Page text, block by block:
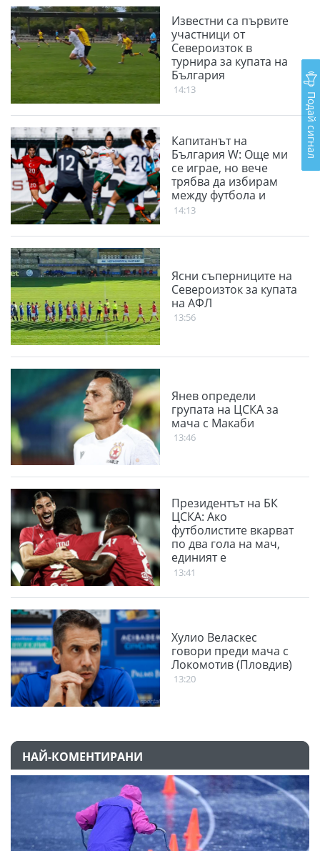
Известни са първите
участници от
Североизток в
турнира за купата на
България
14:13
Капитанът на
България W: Още ми
се играе, но вече
трябва да избирам
между футбола и
семейството
14:13
Ясни съперниците на
Североизток за купата
на АФЛ
13:56
Янев определи
групата на ЦСКА за
мача с Макаби
13:46
Президентът на БК
ЦСКА: Ако
футболистите вкарват
по два гола на мач,
единият е
благодарение на
13:41
Хулио Веласкес
говори преди мача с
Локомотив (Пловдив)
13:20
НАЙ-КОМЕНТИРАНИ
Подай сигнал